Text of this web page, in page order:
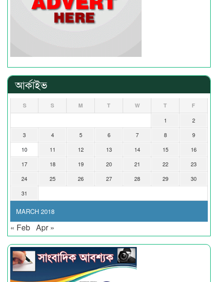
আর্কাইভ
MARCH 2018
S S M T W T F
1
2
3
4 5 6 7 8
9
10
11 12 13 14 15
16
17
18 19 20 21 22
23
24
25 26 27 28 29
30
31
« Feb Apr »